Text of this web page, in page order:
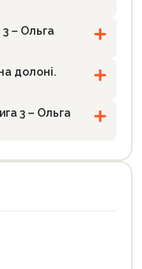
– Ольга
долоні.
3 – Ольга